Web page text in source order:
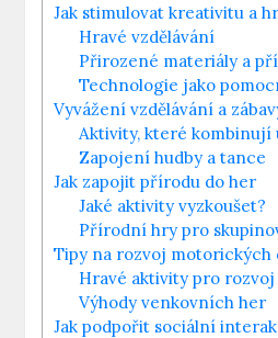
Jak stimulovat kreativitu a
Hravé vzdělávání
Přirozené materiály a
Technologie jako
Vyvážení vzdělávání a
Aktivity, které kombinují
Zapojení hudby a tance
Jak zapojit přírodu do her
Jaké aktivity vyzkoušet?
Přírodní hry pro
Tipy na rozvoj motorických
Hravé aktivity pro
Výhody venkovních her
Jak podpořit sociální